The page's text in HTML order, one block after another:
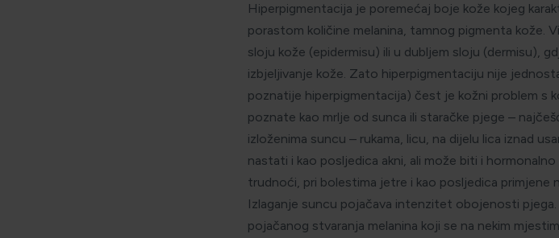
Hiperpigmentacija je poremećaj boje kože kojeg
porastom količine melanina, tamnog pigmenta kože.
sloju kože (epidermisu) ili u dubljem sloju (dermisu),
izbjeljivanje kože. Zato hiperpigmentaciju nije
poznatije hiperpigmentacija) čest je kožni problem s
poznate kao mrlje od sunca ili staračke pjege –
izloženima suncu – rukama, licu, na dijelu lica iznad
nastati i kao posljedica akni, ali može biti i
trudnoći, pri bolestima jetre i kao posljedica primjene
Izlaganje suncu pojačava intenzitet obojenosti
pojačanog stvaranja melanina koji se na nekim